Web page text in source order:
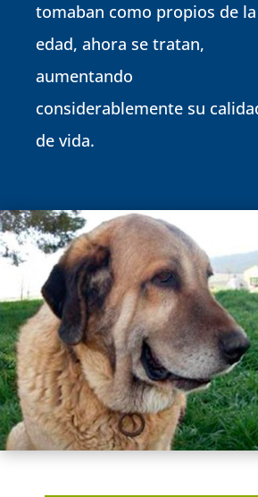
tomaban como propios de la
edad, ahora se tratan,
aumentando
considerablemente su
de vida.